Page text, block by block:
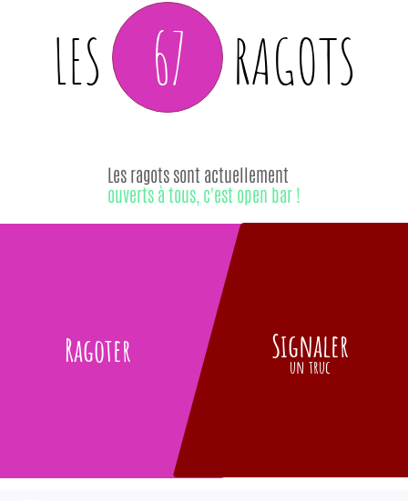
LES 67 RAGOTS
Ragoter
Les ragots sont actuellement
ouverts à tous, c'est open bar !
Signaler
un truc